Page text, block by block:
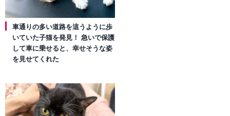
車通りの多い道路を這うように歩
いていた子猫を発見！ 急いで保護
して車に乗せると、幸せそうな姿
を見せてくれた